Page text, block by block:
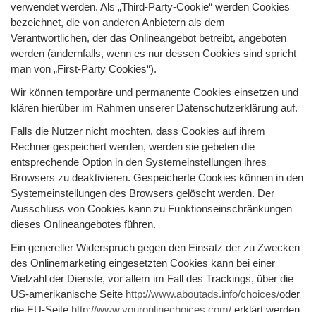
verwendet werden. Als „Third-Party-Cookie“ werden Cookies
bezeichnet, die von anderen Anbietern als dem
Verantwortlichen, der das Onlineangebot betreibt, angeboten
werden (andernfalls, wenn es nur dessen Cookies sind spricht
man von „First-Party Cookies“).
Wir können temporäre und permanente Cookies einsetzen und
klären hierüber im Rahmen unserer Datenschutzerklärung auf.
Falls die Nutzer nicht möchten, dass Cookies auf ihrem
Rechner gespeichert werden, werden sie gebeten die
entsprechende Option in den Systemeinstellungen ihres
Browsers zu deaktivieren. Gespeicherte Cookies können in den
Systemeinstellungen des Browsers gelöscht werden. Der
Ausschluss von Cookies kann zu Funktionseinschränkungen
dieses Onlineangebotes führen.
Ein genereller Widerspruch gegen den Einsatz der zu Zwecken
des Onlinemarketing eingesetzten Cookies kann bei einer
Vielzahl der Dienste, vor allem im Fall des Trackings, über die
US-amerikanische Seite http://www.aboutads.info/choices/oder
die EU-Seite http://www.youronlinechoices.com/ erklärt werden.